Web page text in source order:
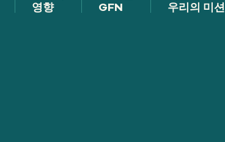
영향
GFN
우리의 미션